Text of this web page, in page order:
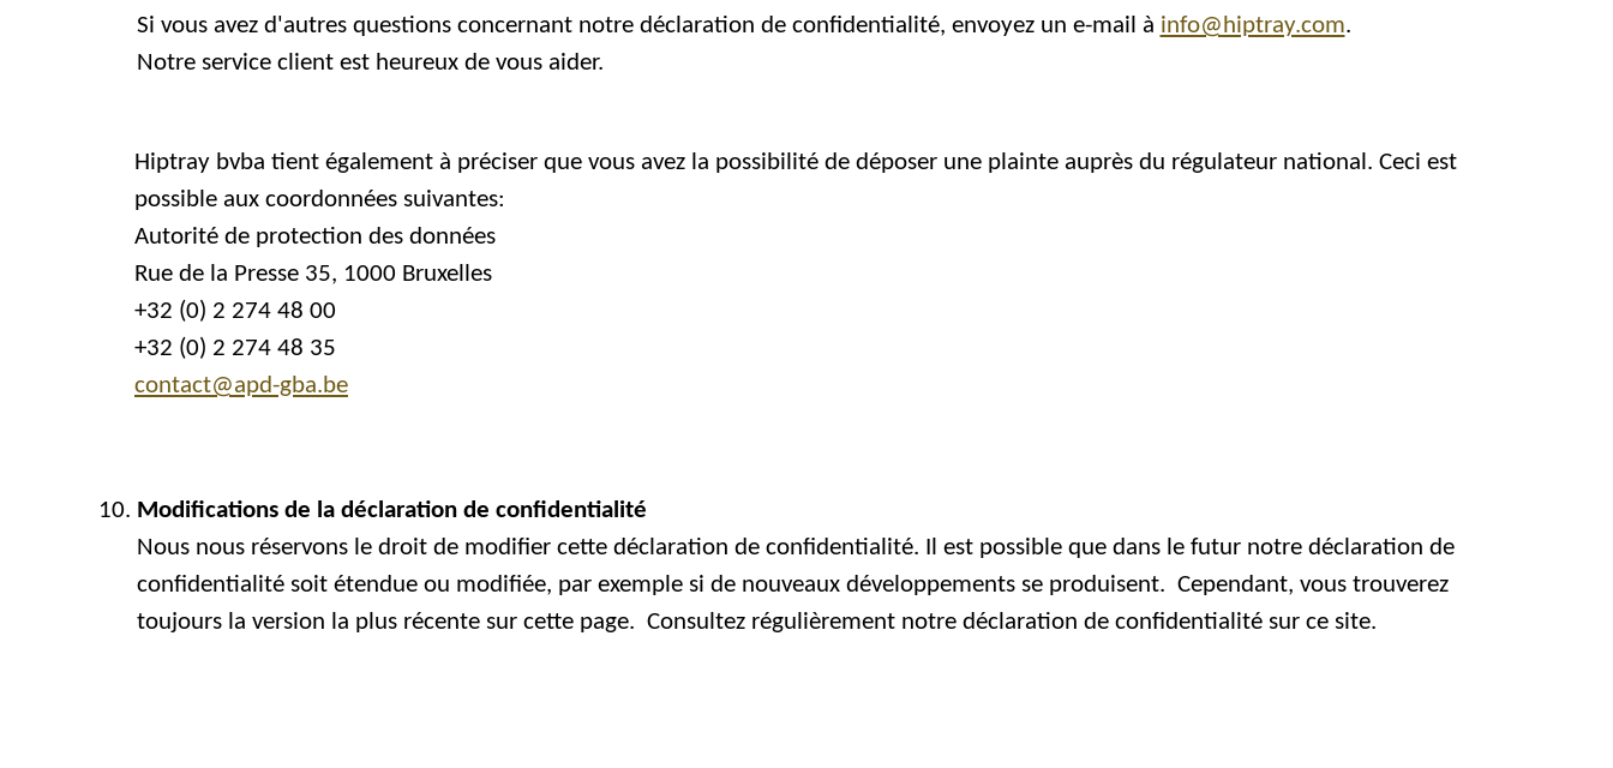
Si vous avez d'autres questions concernant notre déclaration de confidentialité, envoyez un e-mail à info@hiptray.com.
Notre service client est heureux de vous aider.
Hiptray bvba tient également à préciser que vous avez la possibilité de déposer une plainte auprès du régulateur national. Ceci est
possible aux coordonnées suivantes:
Autorité de protection des données
Rue de la Presse 35, 1000 Bruxelles
+32 (0) 2 274 48 00
+32 (0) 2 274 48 35
contact@apd-gba.be
Modifications de la déclaration de confidentialité
Nous nous réservons le droit de modifier cette déclaration de confidentialité. Il est possible que dans le futur notre déclaration de
confidentialité soit étendue ou modifiée, par exemple si de nouveaux développements se produisent. Cependant, vous trouverez
toujours la version la plus récente sur cette page. Consultez régulièrement notre déclaration de confidentialité sur ce site.